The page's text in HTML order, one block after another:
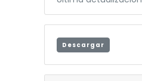
Descargar